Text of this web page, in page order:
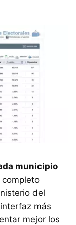
municipio
completo
del
más
mejor los